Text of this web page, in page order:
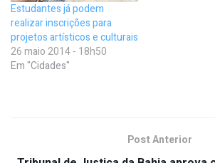
Estudantes já podem
realizar inscrições para
projetos artísticos e culturais
26 maio 2014 - 18h50
Em "Cidades"
Post Anterior